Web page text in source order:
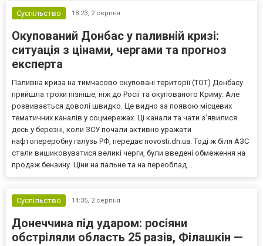
Суспільство 18:23, 2 серпня
Окупований Донбас у паливній кризі:
ситуація з цінами, чергами та прогноз
експерта
Паливна криза на тимчасово окуповані території (ТОТ) Донбасу
прийшла трохи пізніше, ніж до Росії та окупованого Криму. Але
розвивається доволі швидко. Це видно за появою місцевих
тематичних каналів у соцмережах. Ці канали та чати з’явилися
десь у березні, коли ЗСУ почали активно уражати
нафтопереробну галузь РФ, передає novosti.dn.ua. Тоді ж біля АЗС
стали вишиковуватися великі черги, були введені обмеження на
продаж бензину. Ціни на пальне та на переоблад...
Суспільство 14:35, 2 серпня
Донеччина під ударом: росіяни
обстріляли область 25 разів, Філашкін —